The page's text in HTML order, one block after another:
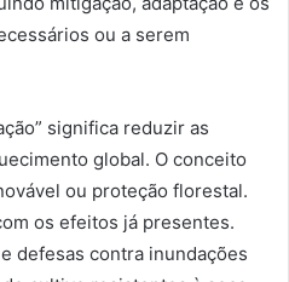
ou a serem
significa reduzir as
global. O conceito
ou proteção florestal.
os efeitos já presentes.
defesas contra inundações